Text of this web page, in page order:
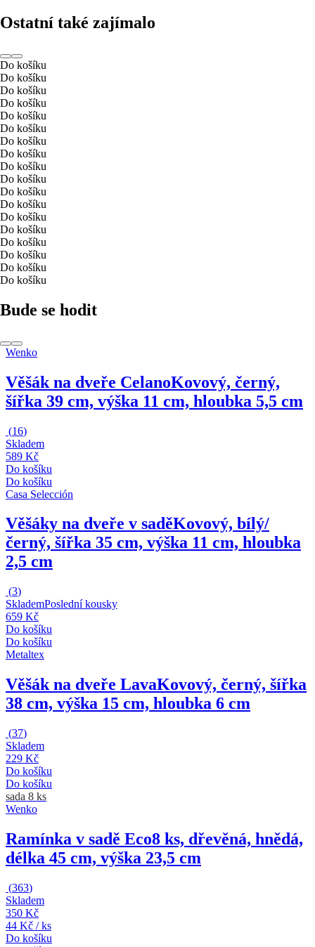
Ostatní také zajímalo
Do košíku
Do košíku
Do košíku
Do košíku
Do košíku
Do košíku
Do košíku
Do košíku
Do košíku
Do košíku
Do košíku
Do košíku
Do košíku
Do košíku
Do košíku
Do košíku
Do košíku
Do košíku
Bude se hodit
Wenko
Věšák na dveře CelanoKovový, černý,
šířka 39 cm, výška 11 cm, hloubka 5,5 cm
(16)
Skladem
589 Kč
Do košíku
Do košíku
Casa Selección
Věšáky na dveře v saděKovový, bílý/
černý, šířka 35 cm, výška 11 cm, hloubka
2,5 cm
(3)
SklademPoslední kousky
659 Kč
Do košíku
Do košíku
Metaltex
Věšák na dveře LavaKovový, černý, šířka
38 cm, výška 15 cm, hloubka 6 cm
(37)
Skladem
229 Kč
Do košíku
Do košíku
sada 8 ks
Wenko
Ramínka v sadě Eco8 ks, dřevěná, hnědá,
délka 45 cm, výška 23,5 cm
(363)
Skladem
350 Kč
44 Kč / ks
Do košíku